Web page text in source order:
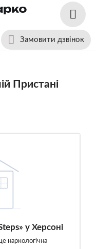
Замовити дзвінок
Пристані
у Херсоні
наркологічна